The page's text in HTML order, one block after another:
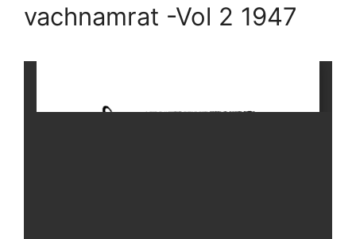
vachnamrat -Vol 2 1947